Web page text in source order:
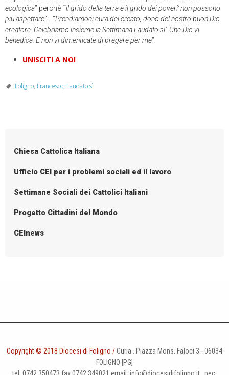
ecologica” perché “‘il grido della terra e il grido dei poveri’ non possono
più aspettare”….“Prendiamoci cura del creato, dono del nostro buon Dio
creatore. Celebriamo insieme la Settimana Laudato si’. Che Dio vi
benedica. E non vi dimenticate di pregare per me”.
UNISCITI A NOI
Foligno, Francesco, Laudato sì
Chiesa Cattolica Italiana
Ufficio CEI per i problemi sociali ed il lavoro
Settimane Sociali dei Cattolici Italiani
Progetto Cittadini del Mondo
CEInews
Copyright © 2018 Diocesi di Foligno /Curia . Piazza Mons. Faloci 3 - 06034
FOLIGNO [PG]